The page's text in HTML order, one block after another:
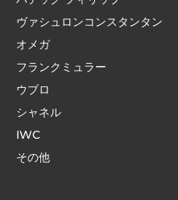
ヴァシュロンコンスタンタン
オメガ
フランクミュラー
ウブロ
シャネル
IWC
その他